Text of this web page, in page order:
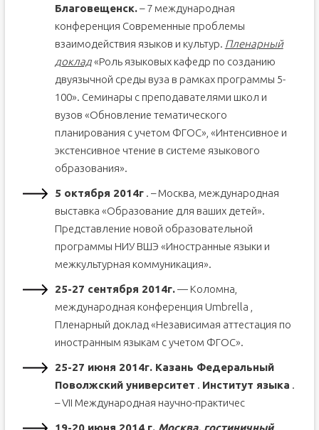
Благовещенск.– 7 международная
конференция Современные проблемы
взаимодействия языков и культур. Пленарный
доклад«Роль языковых кафедр по созданию
двуязычной среды вуза в рамках программы 5-
100». Семинары с преподавателями школ и
вузов «Обновление тематического
планирования с учетом ФГОС», «Интенсивное и
экстенсивное чтение в системе языкового
образования».
5 октября 2014г. – Москва, международная
выставка «Образование для ваших детей».
Представление новой образовательной
программы НИУ ВШЭ «Иностранные языки и
межкультурная коммуникация».
25-27 сентября 2014г.— Коломна,
международная конференция Umbrella ,
Пленарный доклад «Независимая аттестация по
иностранным языкам с учетом ФГОС».
25-27 июня 2014г. Казань Федеральный
Поволжский университет . Институт языка .
– VII Международная научно-практичес
19-20 июня 2014 г., Москва, гостиничный